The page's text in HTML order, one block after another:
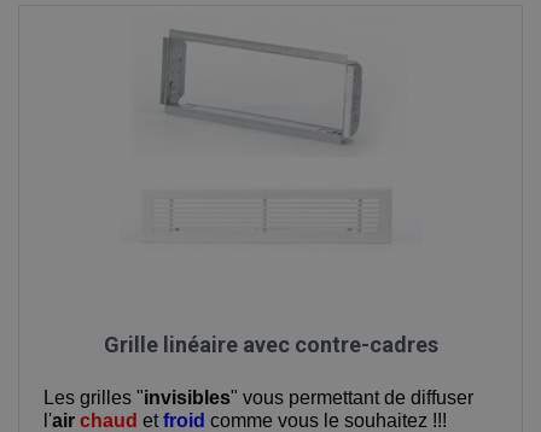
Grille linéaire avec contre-cadres
Les grilles "invisibles" vous permettant de diffuser
l'air chaud etfroid comme vous le souhaitez !!!